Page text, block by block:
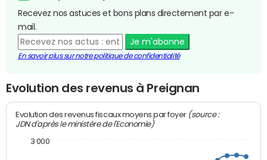
Recevez nos astuces et bons plans directement par e-
mail.
Je m'abonne
En savoir plus sur notre politique de confidentialité
Evolution des revenus à Preignan
Evolution des revenus fiscaux moyens par foyer (source :
JDN d'après le ministère de l'Economie)
3 000